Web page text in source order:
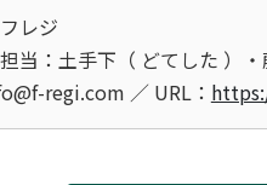
レジ
当：土手下（ どてした ）・
regi.com ／ URL：